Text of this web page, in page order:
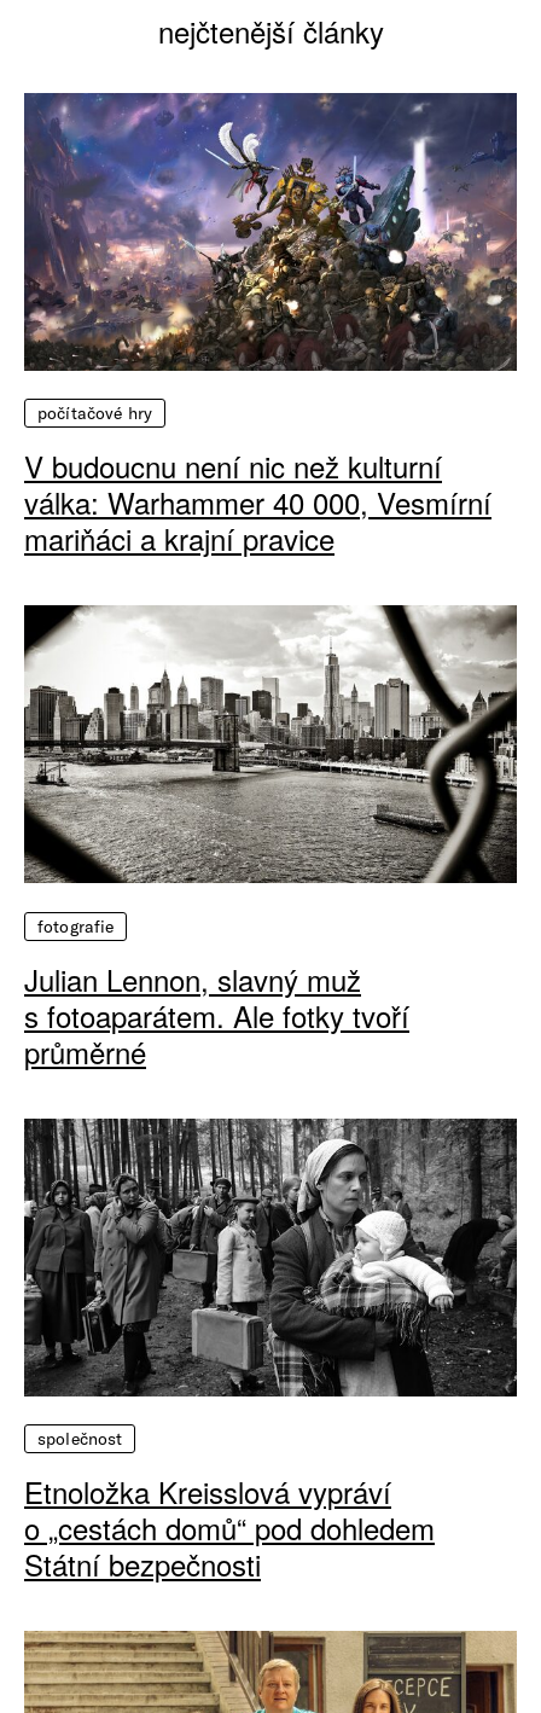
nejčtenější články
počítačové hry
V budoucnu není nic než kulturní
válka: Warhammer 40 000, Vesmírní
mariňáci a krajní pravice
fotografie
Julian Lennon, slavný muž
s fotoaparátem. Ale fotky tvoří
průměrné
společnost
Etnoložka Kreisslová vypráví
o „cestách domů“ pod dohledem
Státní bezpečnosti